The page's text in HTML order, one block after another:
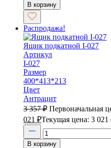
В корзину
Распродажа!
Ящик подкатной I-027
Артикул
I-027
Размер
400*413*213
Цвет
Антрацит
3 357₽ Первоначальная
021 ₽Текущая цена: 3 021
В корзину